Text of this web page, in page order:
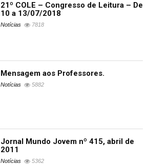
21º COLE – Congresso de Leitura – De
10 a 13/07/2018
Notícias 7818
Mensagem aos Professores.
Notícias 5882
Jornal Mundo Jovem nº 415, abril de
2011
Notícias 5362